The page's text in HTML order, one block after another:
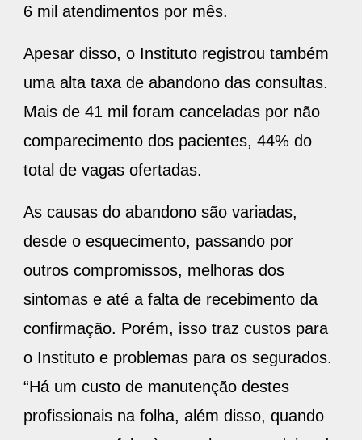
6 mil atendimentos por mês.
Apesar disso, o Instituto registrou também
uma alta taxa de abandono das consultas.
Mais de 41 mil foram canceladas por não
comparecimento dos pacientes, 44% do
total de vagas ofertadas.
As causas do abandono são variadas,
desde o esquecimento, passando por
outros compromissos, melhoras dos
sintomas e até a falta de recebimento da
confirmação. Porém, isso traz custos para
o Instituto e problemas para os segurados.
“Há um custo de manutenção destes
profissionais na folha, além disso, quando